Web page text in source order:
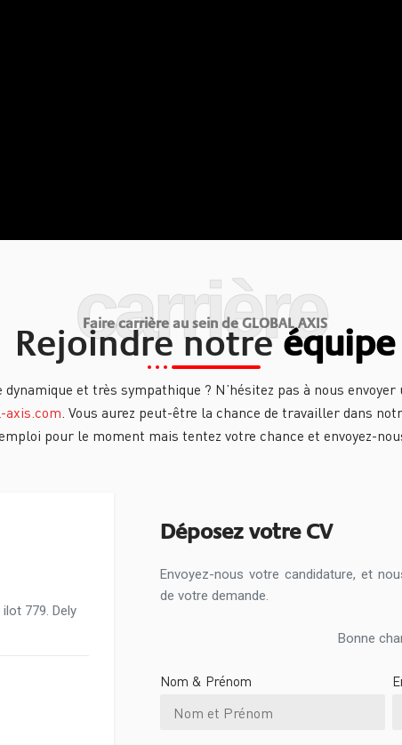
carrière
Faire carrière au sein de GLOBAL AXIS
Rejoindre notreéquipe
et très sympathique ? N’hésitez pas à nous
axis.com . Vous aurez peut-être la chance de travailler dans
pour le moment mais tentez votre chance et envoyez-
779. Dely
Déposez votre CV
Envoyez-nous votre candidature, et
de votre demande.
Bonne
Nom & Prénom